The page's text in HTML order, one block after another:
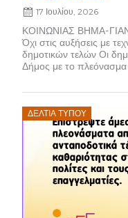
17 Ιουλίου, 2026
ΚΟΙΝΩΝΙΑΣ ΒΗΜΑ-
Όχι στις αυξήσεις με
δημοτικών τελών Οι
Δήμος με το πλεόνασμα
ΔΕΛΤΊΑ ΤΎΠΟΥ
Posted
on